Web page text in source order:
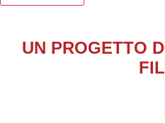
UN PROGETTO